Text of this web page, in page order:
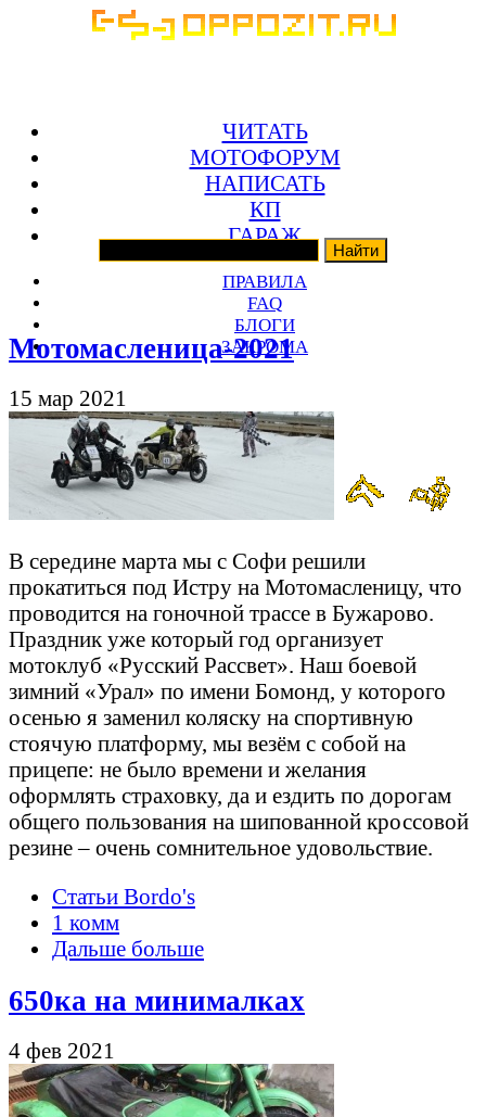
ЧИТАТЬ
МОТОФОРУМ
НАПИСАТЬ
КП
ГАРАЖ
ПРАВИЛА
FAQ
БЛОГИ
ЗАКРОМА
Мотомасленица-2021
15 мар 2021
В середине марта мы с Софи решили
прокатиться под Истру на Мотомасленицу, что
проводится на гоночной трассе в Бужарово.
Праздник уже который год организует
мотоклуб «Русский Рассвет». Наш боевой
зимний «Урал» по имени Бомонд, у которого
осенью я заменил коляску на спортивную
стоячую платформу, мы везём с собой на
прицепе: не было времени и желания
оформлять страховку, да и ездить по дорогам
общего пользования на шипованной кроссовой
резине – очень сомнительное удовольствие.
Статьи Bordo's
1 комм
Дальше больше
650ка на минималках
4 фев 2021